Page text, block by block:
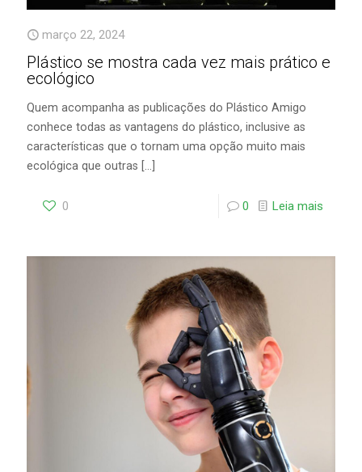
março 22, 2024
Plástico se mostra cada vez mais prático e
ecológico
Quem acompanha as publicações do Plástico Amigo
conhece todas as vantagens do plástico, inclusive as
características que o tornam uma opção muito mais
ecológica que outras […]
0 0 Leia mais